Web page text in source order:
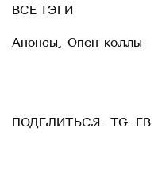
ВСЕ ТЭГИ
Анонсы, Опен-коллы
ПОДЕЛИТЬСЯ: TG FB